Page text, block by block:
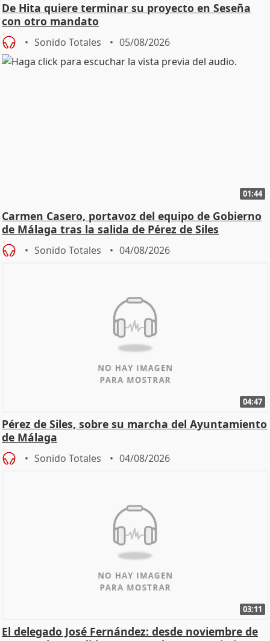
De Hita quiere terminar su proyecto en Seseña
con otro mandato
Sonido Totales 05/08/2026
01:44
Carmen Casero, portavoz del equipo de Gobierno
de Málaga tras la salida de Pérez de Siles
Sonido Totales 04/08/2026
04:47
Pérez de Siles, sobre su marcha del Ayuntamiento
de Málaga
Sonido Totales 04/08/2026
03:11
El delegado José Fernández: desde noviembre de